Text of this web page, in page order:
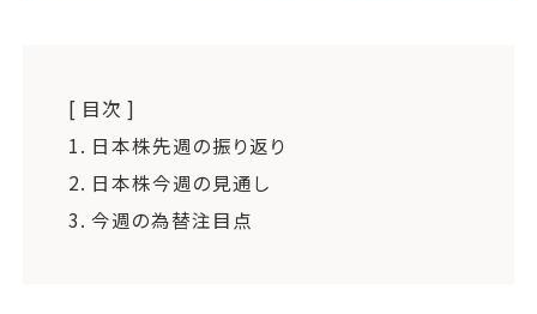
[ 目次 ]
1. 日本株先週の振り返り
2. 日本株今週の見通し
3. 今週の為替注目点